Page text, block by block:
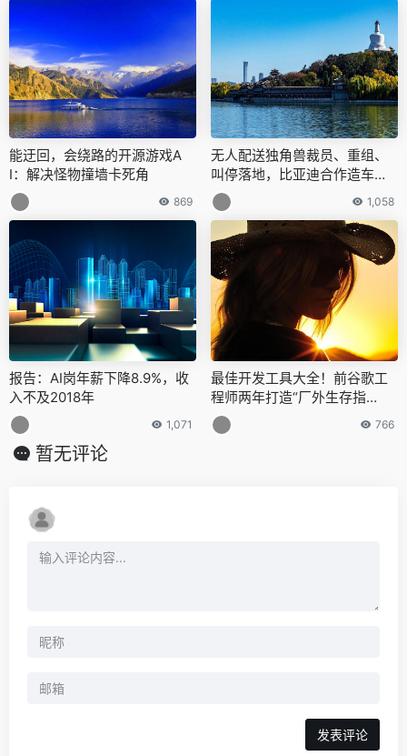
能迂回，会绕路的开源游戏A
I：解决怪物撞墙卡死角
869
无人配送独角兽裁员、重组、
叫停落地，比亚迪合作造车搁
浅！阿里达摩院同期洗牌彻底
不玩了
1,058
报告：AI岗年薪下降8.9%，收
入不及2018年
1,071
最佳开发工具大全！前谷歌工
程师两年打造“厂外生存指
南”，登上GitHub热榜
766
暂无评论
发表评论